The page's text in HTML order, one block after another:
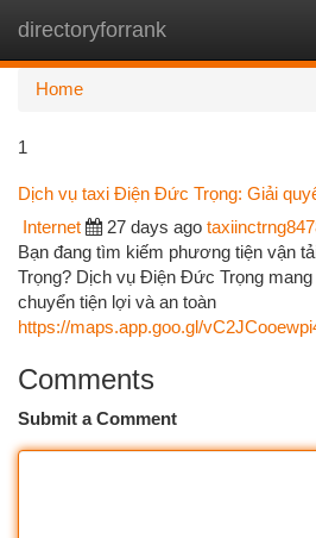
directoryforrank
Home
1
Dịch vụ taxi Điện Đức Trọng: Giải
Internet 27 days ago
Bạn đang tìm kiếm phương tiện vận
Trọng? Dịch vụ Điện Đức Trọng
chuyển tiện lợi và an toàn
https://maps.app.goo.gl/
Comments
Submit a Comment